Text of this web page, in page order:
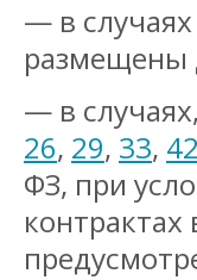
— в
размещены
— в
26, 29, 33, 42
ФЗ, при